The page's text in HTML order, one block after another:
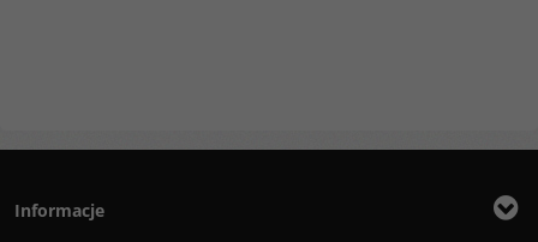
Informacje